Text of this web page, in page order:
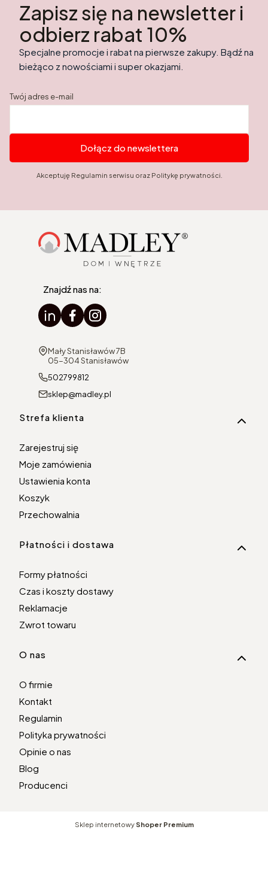
Zapisz się na newsletter i
odbierz rabat 10%
Specjalne promocje i rabat na pierwsze zakupy. Bądź na
bieżąco z nowościami i super okazjami.
Twój adres e-mail
Dołącz do newslettera
Akceptuję Regulamin serwisu oraz Politykę prywatności.
Znajdź nas na:
Adres:
Mały Stanisławów 7B
05-304 Stanisławów
502799812
sklep@madley.pl
Linki w stopce
Strefa klienta
Zarejestruj się
Moje zamówienia
Ustawienia konta
Koszyk
Przechowalnia
Płatności i dostawa
Formy płatności
Czas i koszty dostawy
Reklamacje
Zwrot towaru
O nas
O firmie
Kontakt
Regulamin
Polityka prywatności
Opinie o nas
Blog
Producenci
Sklep internetowy Shoper Premium